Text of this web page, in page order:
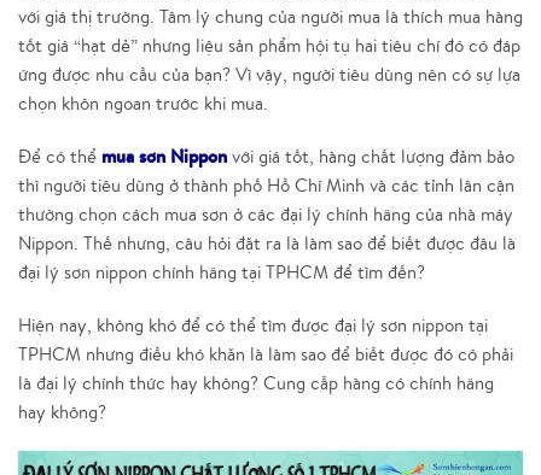
với giá thị trường. Tâm lý chung của người mua là thích mua hàng
tốt giá “hạt dẻ” nhưng liệu sản phẩm hội tụ hai tiêu chí đó có đáp
ứng được nhu cầu của bạn? Vì vậy, người tiêu dùng nên có sự lựa
chọn khôn ngoan trước khi mua.
Để có thể mua sơn Nippon với giá tốt, hàng chất lượng đảm bảo
thì người tiêu dùng ở thành phố Hồ Chí Minh và các tỉnh lân cận
thường chọn cách mua sơn ở các đại lý chính hãng của nhà máy
Nippon. Thế nhưng, câu hỏi đặt ra là làm sao để biết được đâu là
đại lý sơn nippon chính hãng tại TPHCM để tìm đến?
Hiện nay, không khó để có thể tìm được đại lý sơn nippon tại
TPHCM nhưng điều khó khăn là làm sao để biết được đó có phải
là đại lý chính thức hay không? Cung cấp hàng có chính hãng
hay không?